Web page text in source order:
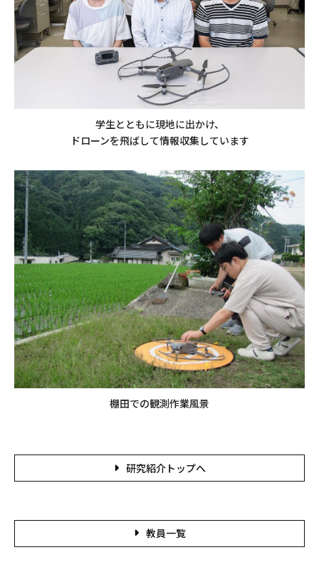
学生とともに現地に出かけ、
ドローンを飛ばして情報収集しています
棚田での観測作業風景
研究紹介トップへ
教員一覧